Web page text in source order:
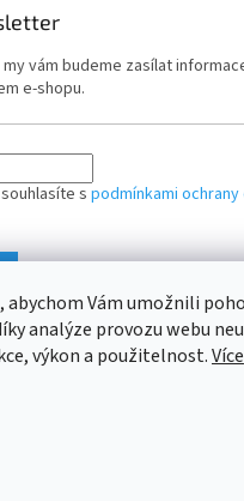
abychom Vám umožnili
analýze provozu webu
výkon a použitelnost.Více
vám budeme zasílat
e-shopu.
s podmínkami